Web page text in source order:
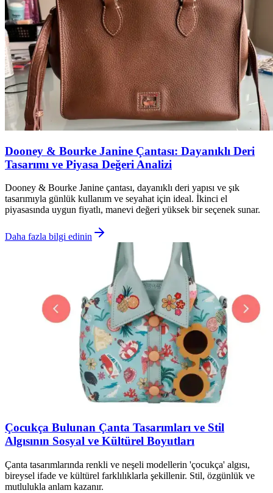
Dooney & Bourke Janine Çantası: Dayanıklı Deri
Tasarımı ve Piyasa Değeri Analizi
Dooney & Bourke Janine çantası, dayanıklı deri yapısı ve şık
tasarımıyla günlük kullanım ve seyahat için ideal. İkinci el
piyasasında uygun fiyatlı, manevi değeri yüksek bir seçenek sunar.
Daha fazla bilgi edinin
Çocukça Bulunan Çanta Tasarımları ve Stil
Algısının Sosyal ve Kültürel Boyutları
Çanta tasarımlarında renkli ve neşeli modellerin 'çocukça' algısı,
bireysel ifade ve kültürel farklılıklarla şekillenir. Stil, özgünlük ve
mutlulukla anlam kazanır.